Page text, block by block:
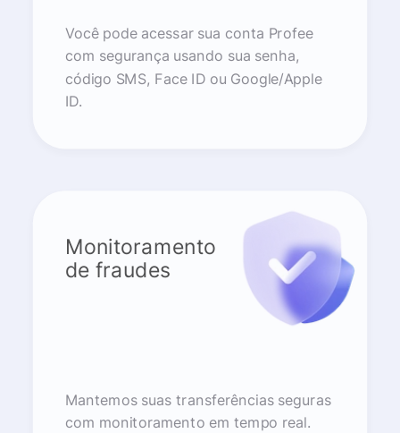
Você pode acessar sua conta Profee
com segurança usando sua senha,
código SMS, Face ID ou Google/Apple
ID.
Monitoramento
de fraudes
Mantemos suas transferências seguras
com monitoramento em tempo real.